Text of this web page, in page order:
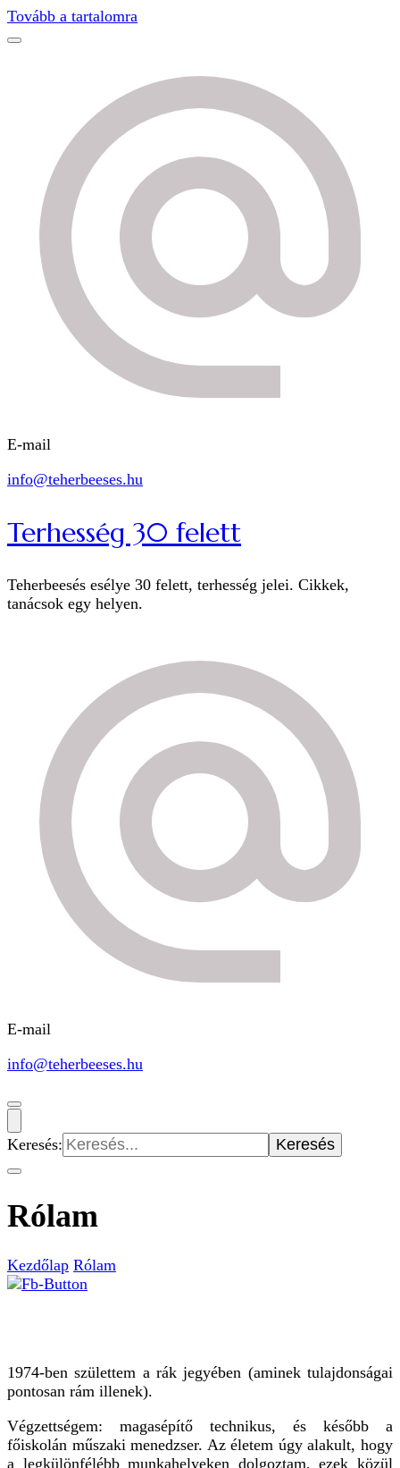
Tovább a tartalomra
E-mail
info@teherbeeses.hu
Terhesség 30 felett
Teherbeesés esélye 30 felett, terhesség jelei. Cikkek,
tanácsok egy helyen.
E-mail
info@teherbeeses.hu
Keresés:
Rólam
Kezdőlap Rólam
1974-ben születtem a rák jegyében (aminek tulajdonságai
pontosan rám illenek).
Végzettségem: magasépítő technikus, és később a
főiskolán műszaki menedzser. Az életem úgy alakult, hogy
a legkülönfélébb munkahelyeken dolgoztam, ezek közül